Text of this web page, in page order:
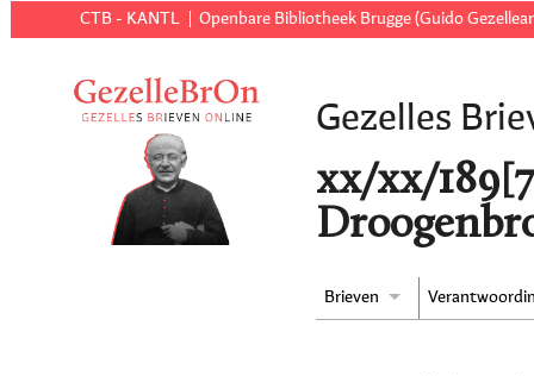
CTB - KANTL Openbare Bibliotheek Brugge (Guido
Gezelles
xx/xx/189[7
Brieven